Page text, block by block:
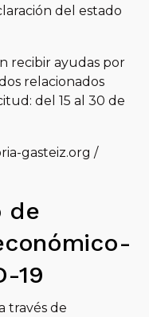
del estado
recibir ayudas por
relacionados
del 15 al 30 de
gasteiz.org /
de
19
través de